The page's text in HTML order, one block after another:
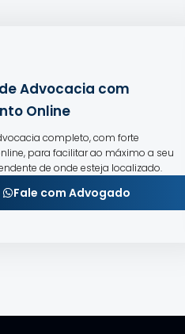
Advocacia com
Online
completo, com forte
para facilitar ao máximo a seu
de onde esteja localizado.
Fale com Advogado